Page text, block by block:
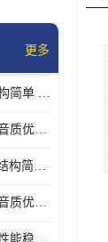
更多
重庆定压广播功放 结构简单 传输距离远
佛山合并式广播功放 音质优美清晰 输出电压大 电流小
抚州IP网络定压功放 结构简单 多应用于公共场合
宝鸡合并式广播功放 音质优美清晰 维护方便
黑龙江定压广播功放 性能稳定 无限扩容